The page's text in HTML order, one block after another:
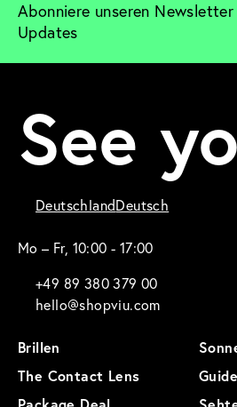
Abonniere unseren
Updates
See
DeutschlandDeutsch
Mo – Fr, 10:00 - 17:00
+49 89 380 379 00
hello@shopviu.com
Brillen
The Contact Lens